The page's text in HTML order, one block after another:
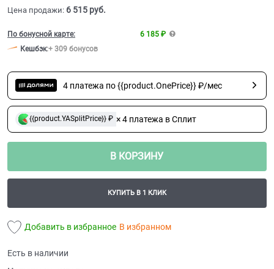
Цена продажи: 6 515 руб.
По бонусной карте:
6 185 ₽
Кешбэк:+ 309 бонусов
4 платежа по {{product.OnePrice}} ₽/мес
{{product.YASplitPrice}} ₽ × 4 платежа в Сплит
В КОРЗИНУ
КУПИТЬ В 1 КЛИК
Добавить в избранное В избранном
Есть в наличии